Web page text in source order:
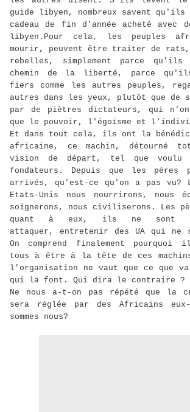
guide libyen, nombreux savent
cadeau de fin d'année acheté avec
libyen.Pour cela, les peuples
mourir, peuvent être traiter de
rebelles, simplement parce
chemin de la liberté, parce
fiers comme les autres peuples,
autres dans les yeux, plutôt que de
par de piètres dictateurs, qui
que le pouvoir, l'égoïsme et
Et dans tout cela, ils ont la
africaine, ce machin, détourné
vision de départ, tel que voulu
fondateurs. Depuis que les pères
arrivés, qu'est-ce qu'on a pas vu?
Etats-Unis nous nourrirons, nous
soignerons, nous civiliserons. Les
quant à eux, ils ne sont
attaquer, entretenir des UA qui ne
On comprend finalement pourquoi
tous à être à la tête de ces
l'organisation ne vaut que ce que
qui la font. Qui dira le contraire ?
Ne nous a-t-on pas répété que la
sera réglée par des Africains eux-
sommes nous?